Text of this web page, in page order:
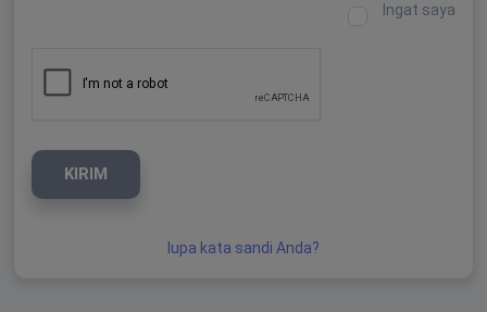
Ingat saya
KIRIM
lupa kata sandi Anda?